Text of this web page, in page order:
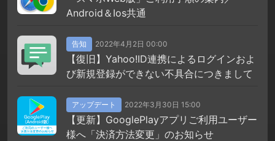
Android＆Ios共通
告知 2022年4月2日 00:00
【復旧】Yahoo!ID連携によるログインおよ
び新規登録ができない不具合につきまして
アップデート 2022年3月30日 15:00
【更新】GooglePlayアプリご利用ユーザー
様へ「決済方法変更」のお知らせ